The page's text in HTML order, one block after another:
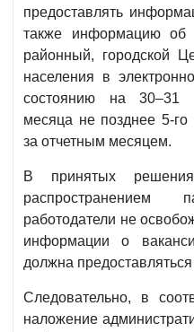
предоставлять
также информацию об
районный, городской
населения в
состоянию на 30–31
месяца не позднее 5-
за отчетным месяцем.
В принятых
распространением
работодатели не
информации о
должна
Следовательно, в
наложение